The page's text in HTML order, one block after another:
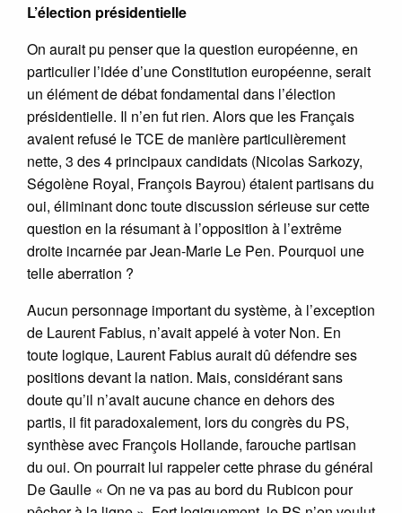
L’élection présidentielle
On aurait pu penser que la question européenne, en
particulier l’idée d’une Constitution européenne, serait
un élément de débat fondamental dans l’élection
présidentielle. Il n’en fut rien. Alors que les Français
avaient refusé le TCE de manière particulièrement
nette, 3 des 4 principaux candidats (Nicolas Sarkozy,
Ségolène Royal, François Bayrou) étaient partisans du
oui, éliminant donc toute discussion sérieuse sur cette
question en la résumant à l’opposition à l’extrême
droite incarnée par Jean-Marie Le Pen. Pourquoi une
telle aberration ?
Aucun personnage important du système, à l’exception
de Laurent Fabius, n’avait appelé à voter Non. En
toute logique, Laurent Fabius aurait dû défendre ses
positions devant la nation. Mais, considérant sans
doute qu’il n’avait aucune chance en dehors des
partis, il fit paradoxalement, lors du congrès du PS,
synthèse avec François Hollande, farouche partisan
du oui. On pourrait lui rappeler cette phrase du général
De Gaulle « On ne va pas au bord du Rubicon pour